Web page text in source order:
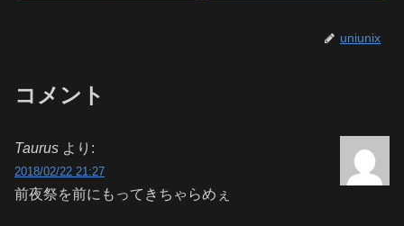
uniunix
コメント
Taurus より:
2018/02/22 21:27
前夜祭を前にもってきちゃらめぇ